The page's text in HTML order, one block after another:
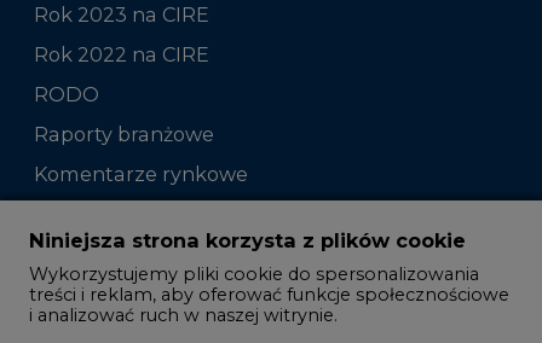
Rok 2023 na CIRE
Rok 2022 na CIRE
RODO
Raporty branżowe
Komentarze rynkowe
Zmiany kadrowe na rynku
Studio CIRE
Rozmowy o energetyce
Niniejsza strona korzysta z plików cookie
Wykorzystujemy pliki cookie do spersonalizowania
treści i reklam, aby oferować funkcje społecznościowe
i analizować ruch w naszej witrynie.